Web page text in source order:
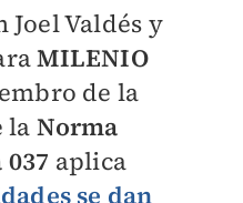
Joel Valdés y
MILENIO
de la
la Norma
aplica
se dan